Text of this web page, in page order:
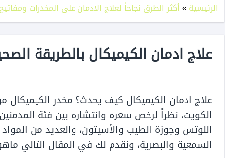
الرئيسية»أكثر الطرق نجاحاً لعلاج الادمان على المخدرات
علاج ادمان الكيميكال بالطريقة
علاج ادمان الكيميكال كيف يحدث؟ مخدر
الكويت، نظراً لرخص سعره وانتشاره بين فئة
اللوتس وجوزة الطيب والأسيتون، والعديد من
السمعية والبصرية، ونقدم لك في المقال التالي